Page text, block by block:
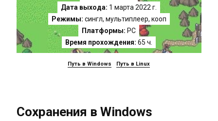
Дата выхода: 1 марта 2022 г.
Режимы: сингл, мультиплеер, кооп
Платформы: PC
Время прохождения: 65 ч.
Путь в Windows Путь в Linux
Сохранения в Windows